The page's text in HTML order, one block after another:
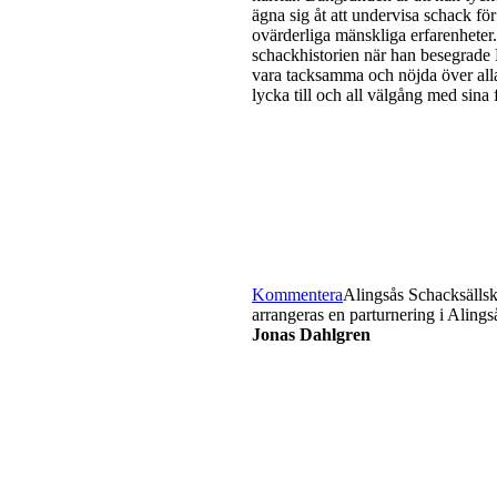
ägna sig åt att undervisa schack
ovärderliga mänskliga
schackhistorien när han
vara tacksamma och nöjda över
lycka till och all välgång med sina
KommenteraAlingsås
arrangeras en parturnering i
Jonas Dahlgren